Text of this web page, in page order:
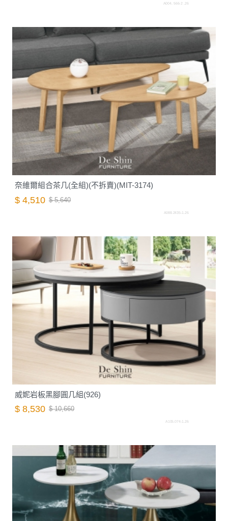
A004. 566-2 .26
奈維爾組合茶几(全組)(不拆賣)(MIT-3174)
$ 4,510 $ 5,640
A088.2435-1.26
威妮岩板黑腳圓几組(926)
$ 8,530 $ 10,660
A105.074-1.26